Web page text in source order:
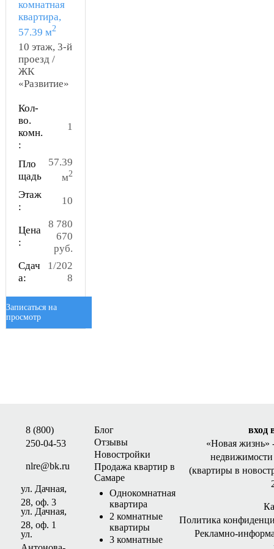
комнатная
квартира,
57.39 м2
10 этаж, 3-й
проезд /
ЖК
«Развитие»
Кол-
во.
комн.
:
1
Пло
щадь
57.39
м2
Этаж
:
10
Цена
:
8 780
670
руб.
Сдач
а:
1/202
8
Записаться на
просмотр
8 (800)
250-04-53
nlre@bk.ru
ул. Дачная,
28, оф. 3
ул. Дачная,
28, оф. 1
ул.
Блог
Отзывы
Новостройки
Продажа квартир в
Самаре
Однокомнатная
квартира
2 комнатные
квартиры
3 комнатные
вход
«Новая жизнь»
(квартиры в
Политика
Рекламно-